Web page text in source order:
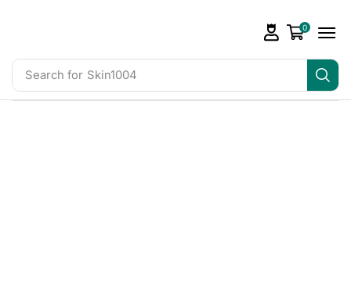
Search for Skin1004
0